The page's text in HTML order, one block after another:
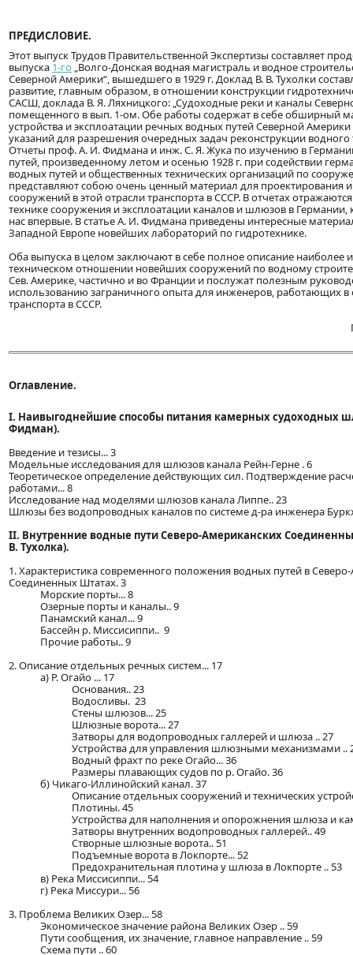
ПРЕДИСЛОВИЕ.
Этот выпуск Трудов Правительственной Экспертизы составляет
выпуска 1-го „Волго-Донская водная магистраль и водное
Северной Америки“, вышедшего в 1929 г. Доклад В. В. Тухолки
развитие, главным образом, в отношении конструкции
САСШ, доклада В. Я. Ляхницкого: „Судоходные реки и каналы
помещенного в вып. 1-ом. Обе работы содержат в себе обширный
устройства и эксплоатации речных водных путей Северной
указаний для разрешения очередных задач реконструкции водного
Отчеты проф. А. И. Фидмана и инж. С. Я. Жука по изучению в
путей, произведенному летом и осенью 1928 г. при содействии
водных путей и общественных технических организаций по
представляют собою очень ценный материал для проектирования
сооружений в этой отрасли транспорта в СССР. В отчетах
технике сооружения и эксплоатации каналов и шлюзов в Германии,
нас впервые. В статье А. И. Фидмана приведены интересные
Западной Европе новейших лабораторий по гидротехнике.
Оба выпуска в целом заключают в себе полное описание наиболее
техническом отношении новейших сооружений по водному
Сев. Америке, частично и во Франции и послужат полезным
использованию заграничного опыта для инженеров, работающих в
транспорта в СССР.
Оглавление.
I. Наивыгоднейшие способы питания камерных судоходных
Фидман).
Введение и тезисы... 3
Модельные исследования для шлюзов канала Рейн-Герне . 6
Теоретическое определение действующих сил. Подтверждение
работами... 8
Исследование над моделями шлюзов канала Липпе.. 23
Шлюзы без водопроводных каналов по системе д-ра инженера
II. Внутренние водные пути Северо-Американских
В. Тухолка).
1. Характеристика современного положения водных путей в
Соединенных Штатах. 3
Морские порты... 8
Озерные порты и каналы.. 9
Панамский канал... 9
Бассейн р. Миссисиппи.. 9
Прочие работы.. 9
2. Описание отдельных речных систем... 17
а) Р. Огайо ... 17
Основания.. 23
Водосливы. 23
Стены шлюзов... 25
Шлюзные ворота... 27
Затворы для водопроводных галлерей и шлюза .. 27
Устройства для управления шлюзными механизмами ..
Водный фрахт по реке Огайо... 36
Размеры плавающих судов по р. Огайо. 36
б) Чикаго-Иллинойский канал. 37
Описание отдельных сооружений и технических
Плотины. 45
Устройства для наполнения и опорожнения шлюза и
Затворы внутренних водопроводных галлерей.. 49
Створные шлюзные ворота.. 51
Подъемные ворота в Локпорте... 52
Предохранительная плотина у шлюза в Локпорте .. 53
в) Река Миссисиппи... 54
г) Река Миссури... 56
3. Проблема Великих Озер... 58
Экономическое значение района Великих Озер .. 59
Пути сообщения, их значение, главное направление .. 59
Схема пути .. 60